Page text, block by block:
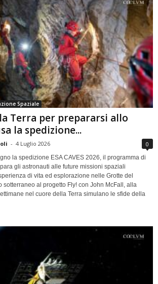
Spaziale
Terra per prepararsi allo
la spedizione...
- 4 Luglio 2026 0
la spedizione ESA CAVES 2026, il programma di
gli astronauti alle future missioni spaziali
di vita ed esplorazione nelle Grotte del
sotterraneo al progetto Fly! con John McFall, alla
nel cuore della Terra simulano le sfide della